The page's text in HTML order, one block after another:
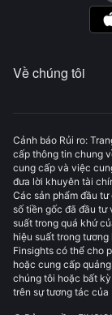
Về chúng tôi
Cảnh báo Rủi ro:
cấp thông tin chung
cung cấp và việc
đưa lời khuyên tài
Các sản phẩm đầu
số tiền gốc đã đầu tư
suất trong quá khứ
hiệu suất trong tương
Finsights có thể cho
hoặc cung cấp
chúng tôi hoặc bất
trên sự tương tác